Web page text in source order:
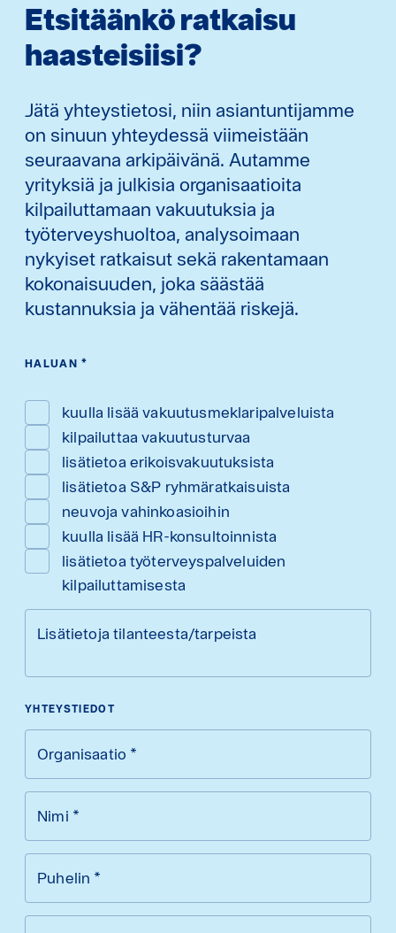
Etsitäänkö ratkaisu
haasteisiisi?
Jätä yhteystietosi, niin asiantuntijamme
on sinuun yhteydessä viimeistään
seuraavana arkipäivänä. Autamme
yrityksiä ja julkisia organisaatioita
kilpailuttamaan vakuutuksia ja
työterveyshuoltoa, analysoimaan
nykyiset ratkaisut sekä rakentamaan
kokonaisuuden, joka säästää
kustannuksia ja vähentää riskejä.
HALUAN *
kuulla lisää vakuutusmeklaripalveluista
kilpailuttaa vakuutusturvaa
lisätietoa erikoisvakuutuksista
lisätietoa S&P ryhmäratkaisuista
neuvoja vahinkoasioihin
kuulla lisää HR-konsultoinnista
lisätietoa työterveyspalveluiden
kilpailuttamisesta
Lisätietoja tilanteesta/tarpeista
YHTEYSTIEDOT
Organisaatio *
Nimi *
Puhelin *